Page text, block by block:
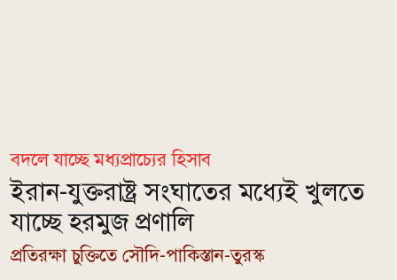
বদলে যাচ্ছে মধ্যপ্রাচ্যের হিসাব
ইরান-যুক্তরাষ্ট্র সংঘাতের মধ্যেই খুলতে
যাচ্ছে হরমুজ প্রণালি
প্রতিরক্ষা চুক্তিতে সৌদি-পাকিস্তান-তুরস্ক